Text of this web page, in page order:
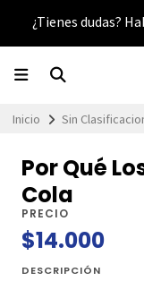
¿Tienes dudas?
Inicio Sin
Por Qué
Cola
PRECIO
$14.000
DESCRIPCIÓN